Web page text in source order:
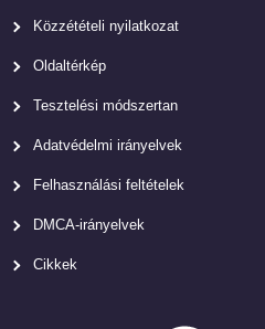
Közzétételi nyilatkozat
Oldaltérkép
Tesztelési módszertan
Adatvédelmi irányelvek
Felhasználási feltételek
DMCA-irányelvek
Cikkek